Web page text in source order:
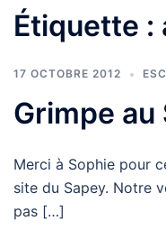
Étiquette :
17 OCTOBRE 2012
Grimpe au
Merci à Sophie pour
site du Sapey. Notre
pas […]